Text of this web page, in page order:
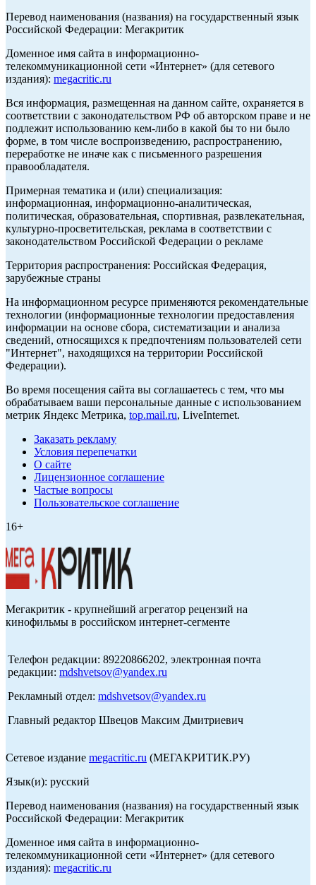
Перевод наименования (названия) на государственный язык
Российской Федерации: Мегакритик
Доменное имя сайта в информационно-
телекоммуникационной сети «Интернет» (для сетевого
издания): megacritic.ru
Вся информация, размещенная на данном сайте, охраняется в
соответствии с законодательством РФ об авторском праве и не
подлежит использованию кем-либо в какой бы то ни было
форме, в том числе воспроизведению, распространению,
переработке не иначе как с письменного разрешения
правообладателя.
Примерная тематика и (или) специализация:
информационная, информационно-аналитическая,
политическая, образовательная, спортивная, развлекательная,
культурно-просветительская, реклама в соответствии с
законодательством Российской Федерации о рекламе
Территория распространения: Российская Федерация,
зарубежные страны
На информационном ресурсе применяются рекомендательные
технологии (информационные технологии предоставления
информации на основе сбора, систематизации и анализа
сведений, относящихся к предпочтениям пользователей сети
"Интернет", находящихся на территории Российской
Федерации).
Во время посещения сайта вы соглашаетесь с тем, что мы
обрабатываем ваши персональные данные с использованием
метрик Яндекс Метрика, top.mail.ru, LiveInternet.
Заказать рекламу
Условия перепечатки
О сайте
Лицензионное соглашение
Частые вопросы
Пользовательское соглашение
16+
Мегакритик - крупнейший агрегатор рецензий на
кинофильмы в российском интернет-сегменте
Телефон редакции: 89220866202, электронная почта
редакции: mdshvetsov@yandex.ru
Рекламный отдел: mdshvetsov@yandex.ru
Главный редактор Швецов Максим Дмитриевич
Сетевое издание megacritic.ru (МЕГАКРИТИК.РУ)
Язык(и): русский
Перевод наименования (названия) на государственный язык
Российской Федерации: Мегакритик
Доменное имя сайта в информационно-
телекоммуникационной сети «Интернет» (для сетевого
издания): megacritic.ru